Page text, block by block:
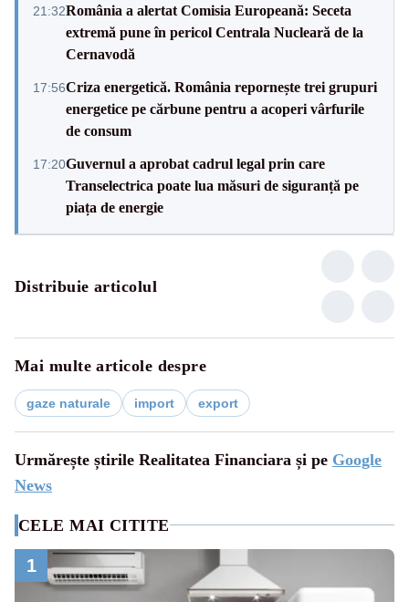
21:32România a alertat Comisia Europeană: Seceta
extremă pune în pericol Centrala Nucleară de la
Cernavodă
17:56Criza energetică. România repornește trei grupuri
energetice pe cărbune pentru a acoperi vârfurile
de consum
17:20Guvernul a aprobat cadrul legal prin care
Transelectrica poate lua măsuri de siguranță pe
piața de energie
Distribuie articolul
Mai multe articole despre
gaze naturale import export
Urmărește știrile Realitatea Financiara și pe Google
News
CELE MAI CITITE
1